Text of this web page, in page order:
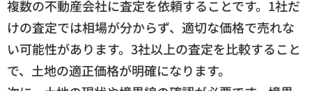
複数の不動産会社に査定を依頼することです。1社だ
けの査定では相場が分からず、適切な価格で売れな
い可能性があります。3社以上の査定を比較すること
で、土地の適正価格が明確になります。